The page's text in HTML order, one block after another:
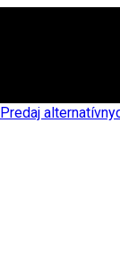
Predaj